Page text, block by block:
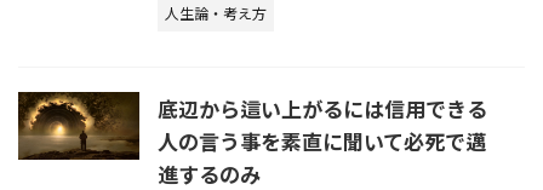
人生論・考え方
底辺から這い上がるには信用できる
人の言う事を素直に聞いて必死で邁
進するのみ